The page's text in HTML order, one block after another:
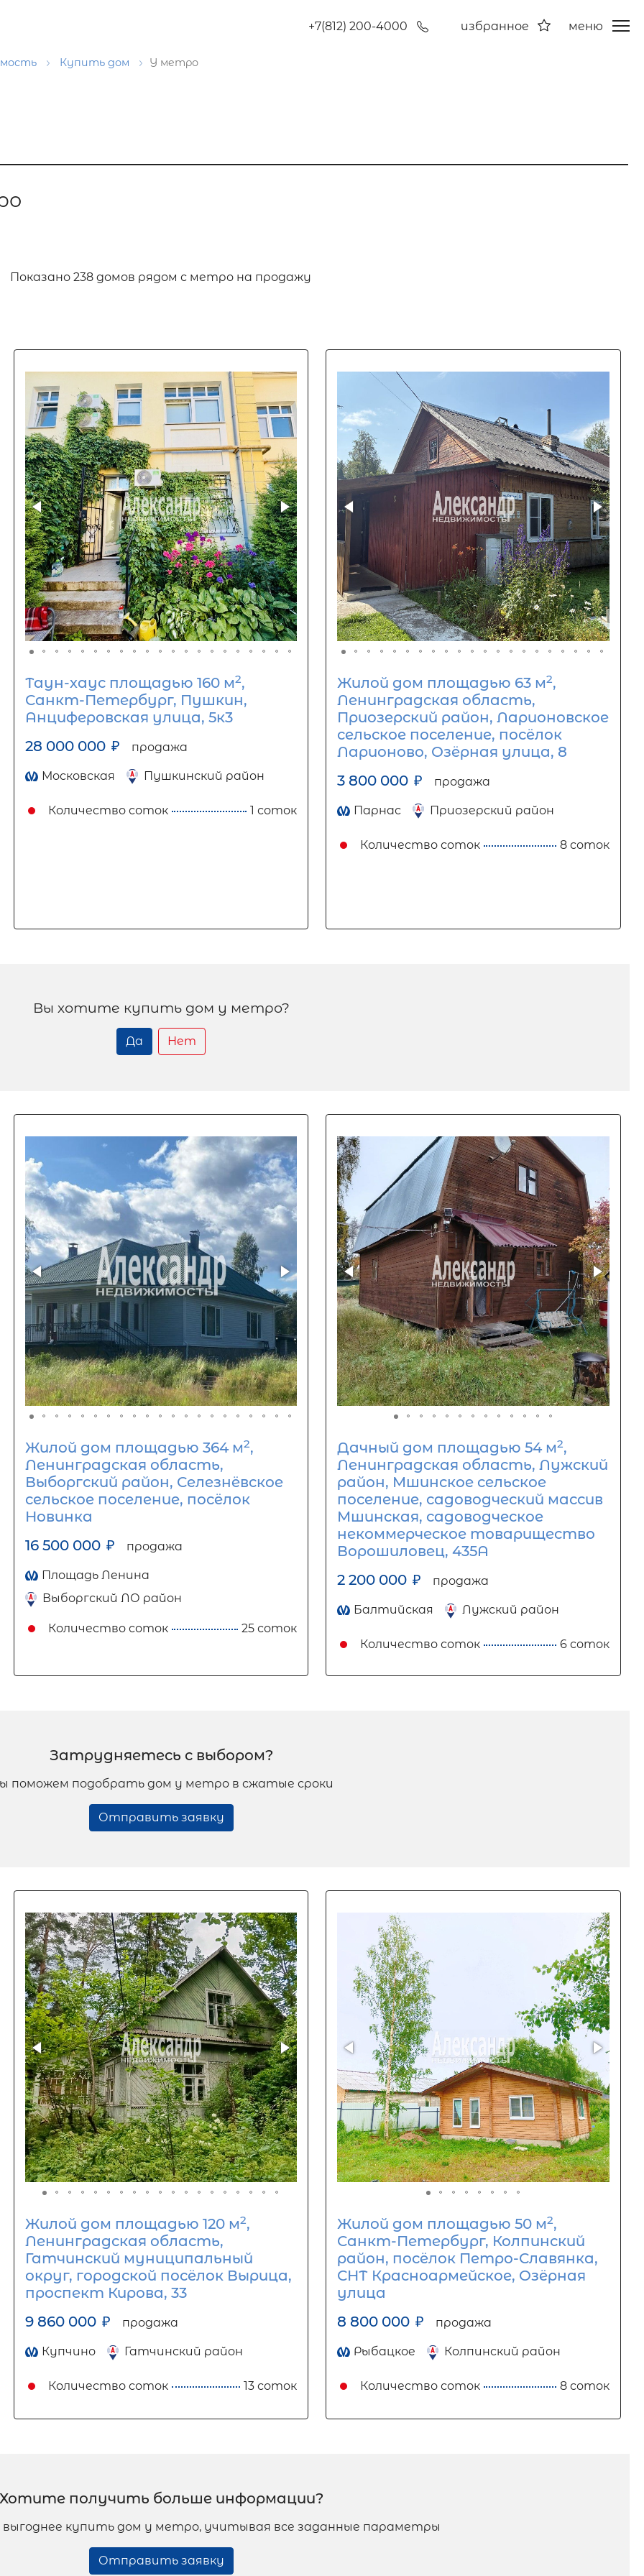
+7(812) 200-4000 избранное меню
Купить дом У метро
Показано238 домов рядом с метро на продажу
Таун-хаус площадью 160 м2,
Санкт-Петербург, Пушкин,
Анциферовская улица, 5к3
28 000 000 ₽ продажа
Московская Пушкинский район
Количество соток 1 соток
Жилой дом площадью 63 м2,
Ленинградская область,
Приозерский район, Ларионовское
сельское поселение, посёлок
Ларионово, Озёрная улица, 8
3 800 000 ₽ продажа
Парнас Приозерский район
Количество соток 8 соток
Вы хотите купить дом у метро?
Да Нет
Жилой дом площадью 364 м2,
Ленинградская область,
Выборгский район, Селезнёвское
сельское поселение, посёлок
Новинка
16 500 000 ₽ продажа
Площадь Ленина
Выборгский ЛО район
Количество соток 25 соток
Дачный дом площадью 54 м2,
Ленинградская область, Лужский
район, Мшинское сельское
поселение, садоводческий массив
Мшинская, садоводческое
некоммерческое товарищество
Ворошиловец, 435А
2 200 000 ₽ продажа
Балтийская Лужский район
Количество соток 6 соток
Затрудняетесь с выбором?
поможем подобрать дом у метро в сжатые сроки
Отправить заявку
Жилой дом площадью 120 м2,
Ленинградская область,
Гатчинский муниципальный
округ, городской посёлок Вырица,
проспект Кирова, 33
9 860 000 ₽ продажа
Купчино Гатчинский район
Количество соток 13 соток
Жилой дом площадью 50 м2,
Санкт-Петербург, Колпинский
район, посёлок Петро-Славянка,
СНТ Красноармейское, Озёрная
улица
8 800 000 ₽ продажа
Рыбацкое Колпинский район
Количество соток 8 соток
получить больше информации?
выгоднее купить дом у метро, учитывая все заданные параметры
Отправить заявку